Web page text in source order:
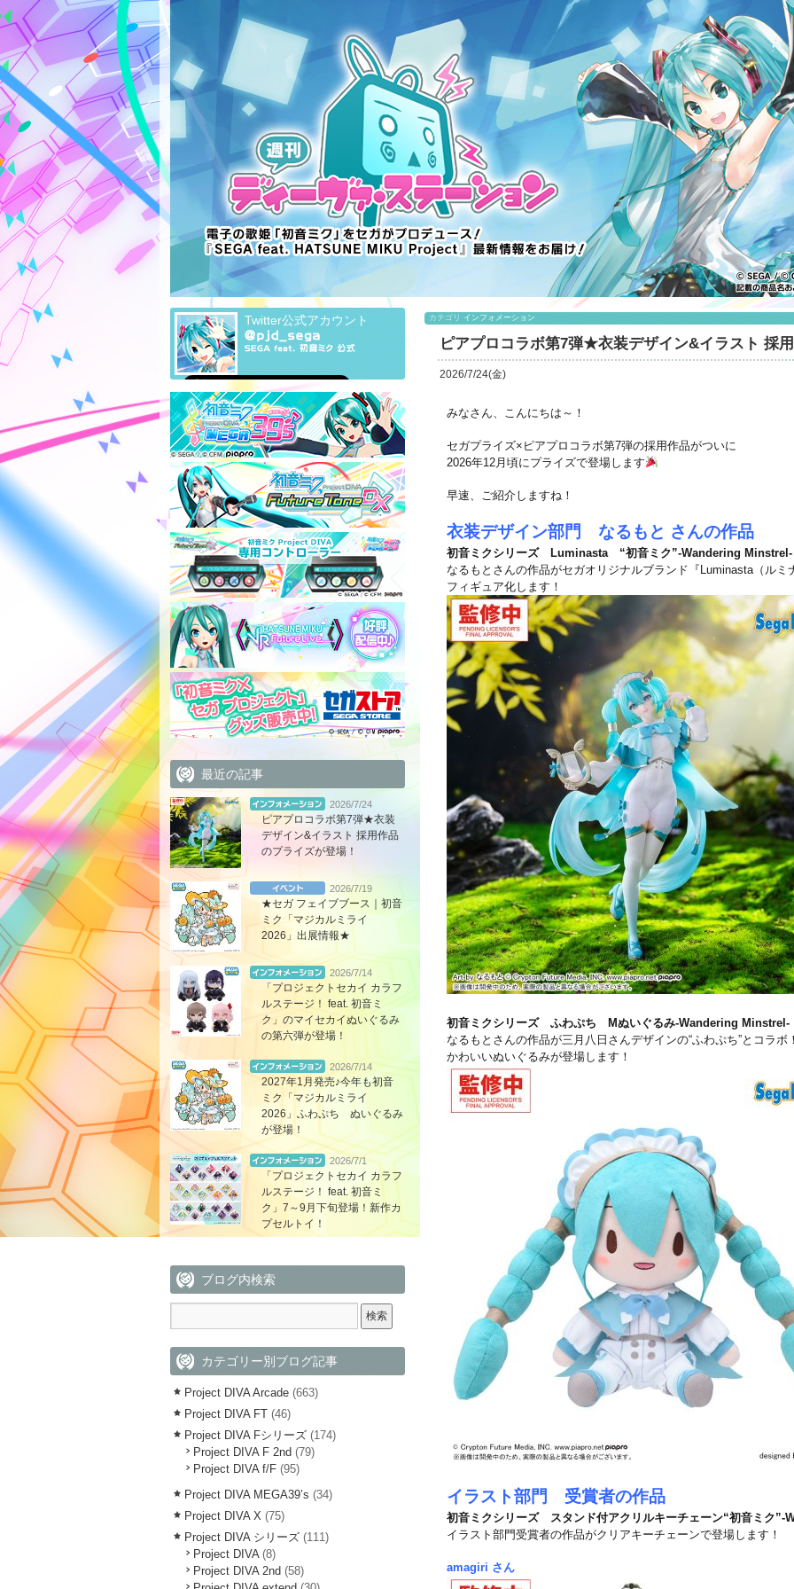
カテゴリ インフォメーション
ピアプロコラボ第7弾★衣装デザイン&イラスト 採
2026/7/24(金)
みなさん、こんにちは～！
セガプライズ×ピアプロコラボ第7弾の採用作品がついに
2026年12月頃にプライズで登場します
早速、ご紹介しますね！
衣装デザイン部門 なるもと さんの作品
初音ミクシリーズ Luminasta “初音ミク”‐Wandering Minstrel‐
なるもとさんの作品がセガオリジナルブランド『Luminasta（ルミ
フィギュア化します！
初音ミクシリーズ ふわぷち Mぬいぐるみ‐Wandering Minstrel‐
なるもとさんの作品が三月八日さんデザインの“ふわぷち”とコラボ
かわいいぬいぐるみが登場します！
イラスト部門 受賞者の作品
初音ミクシリーズ スタンド付アクリルキーチェーン“初音ミク
イラスト部門受賞者の作品がクリアキーチェーンで登場します！
amagiri さん
Twitter公式アカウント
最近の記事
2026/7/24
ピアプロコラボ第7弾★衣装
デザイン&イラスト 採用作品
のプライズが登場！
2026/7/19
★セガ フェイブブース｜初音
ミク「マジカルミライ
2026」出展情報★
2026/7/14
「プロジェクトセカイ カラフ
ルステージ！ feat. 初音ミ
ク」のマイセカイぬいぐるみ
の第六弾が登場！
2026/7/14
2027年1月発売♪今年も初音
ミク「マジカルミライ
2026」ふわぷち ぬいぐるみ
が登場！
2026/7/1
「プロジェクトセカイ カラフ
ルステージ！ feat. 初音ミ
ク」7～9月下旬登場！新作カ
プセルトイ！
ブログ内検索
カテゴリー別ブログ記事
Project DIVA Arcade (663)
Project DIVA FT (46)
Project DIVA Fシリーズ (174)
Project DIVA F 2nd (79)
Project DIVA f/F (95)
Project DIVA MEGA39’s (34)
Project DIVA X (75)
Project DIVA シリーズ (111)
Project DIVA(8)
Project DIVA 2nd (58)